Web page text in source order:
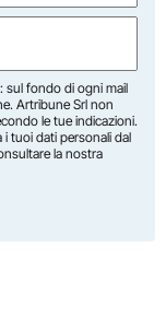
sul fondo di ogni mail
Artribune Srl non
le tue indicazioni.
i tuoi dati personali dal
la nostra